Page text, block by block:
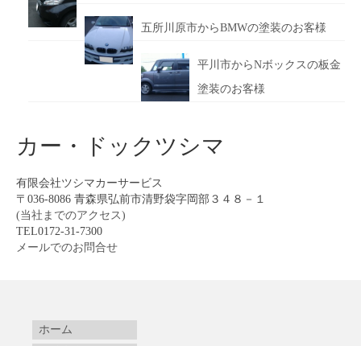
五所川原市からBMWの塗装のお客様
平川市からNボックスの板金
塗装のお客様
カー・ドックツシマ
有限会社ツシマカーサービス
〒036-8086 青森県弘前市清野袋字岡部３４８－１
(当社までのアクセス)
TEL0172-31-7300
メールでのお問合せ
ホーム